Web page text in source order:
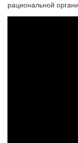
рациональной